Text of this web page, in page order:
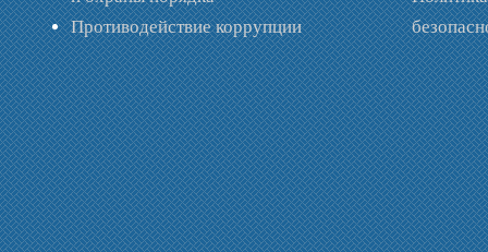
Противодействие коррупции